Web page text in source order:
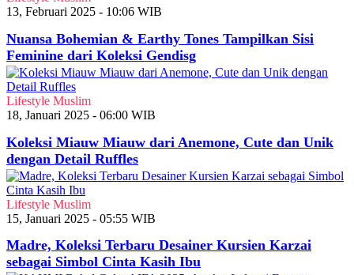
13, Februari 2025 - 10:06 WIB
Nuansa Bohemian & Earthy Tones Tampilkan Sisi
Feminine dari Koleksi Gendisg
Lifestyle Muslim
18, Januari 2025 - 06:00 WIB
Koleksi Miauw Miauw dari Anemone, Cute dan Unik
dengan Detail Ruffles
Lifestyle Muslim
15, Januari 2025 - 05:55 WIB
Madre, Koleksi Terbaru Desainer Kursien Karzai
sebagai Simbol Cinta Kasih Ibu